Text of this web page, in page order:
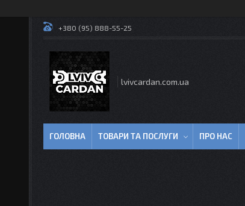
+380 (95) 888-55-25
lvivcardan.com.ua
ГОЛОВНА ТОВАРИ ТА ПОСЛУГИ ПРО НАС